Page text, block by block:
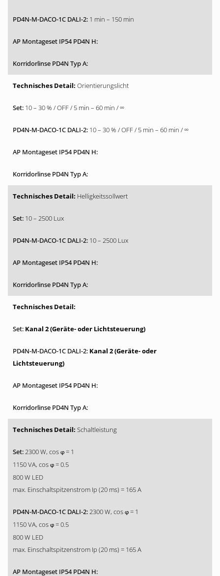
1 min – 150 min
Orientierungslicht
10 – 30 % / OFF / 5 min – 60 min / ∞
10 – 30 % / OFF / 5 min – 60 min / ∞
Helligkeitssollwert
10 – 2500 Lux
10 – 2500 Lux
Kanal 2 (Geräte- oder Lichtsteuerung)
Kanal 2 (Geräte- oder
Lichtsteuerung)
Schaltleistung
2300 W, cos φ = 1
1150 VA, cos φ = 0.5
800 W LED
max. Einschaltspitzenstrom Ip (20 ms) = 165 A
2300 W, cos φ = 1
1150 VA, cos φ = 0.5
800 W LED
max. Einschaltspitzenstrom Ip (20 ms) = 165 A